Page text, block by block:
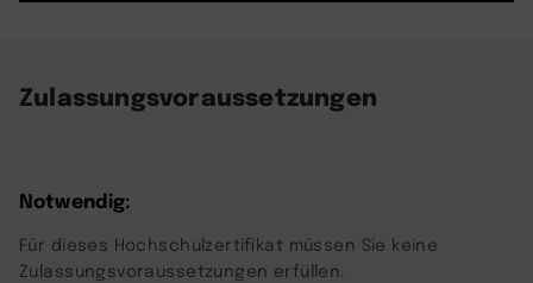
Zulassungsvoraussetzungen
Notwendig:
Für dieses Hochschulzertifikat müssen Sie keine
Zulassungsvoraussetzungen erfüllen.